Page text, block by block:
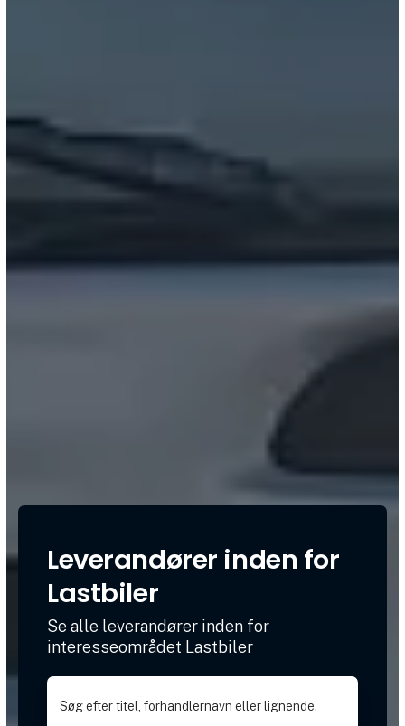
Leverandører inden for
Lastbiler
Se alle leverandører inden for
interesseområdet Lastbiler
Søg efter titel, forhandlernavn eller lignende.